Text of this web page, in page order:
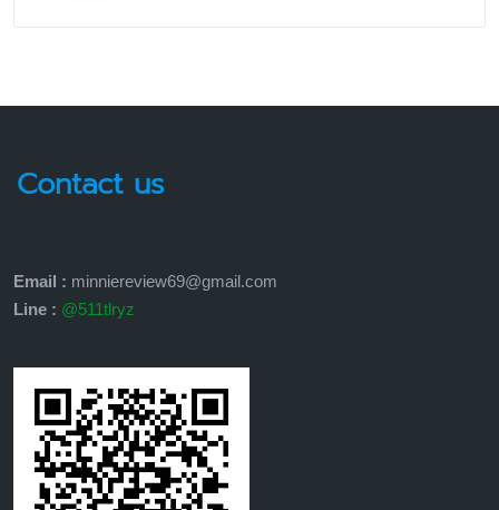
Contact us
Email : minniereview69@gmail.com
Line : @511tlryz